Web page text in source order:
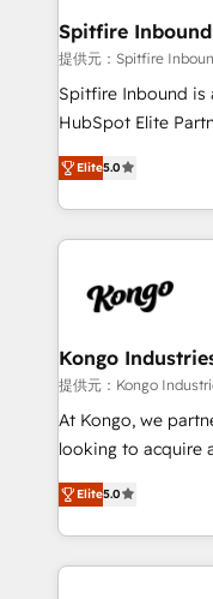
and overall
traditional methods. If you’re a frustrated
manager or
with generic
just like yours
throughout each
enable sales
training to smash
Spitfire Inbound
提供元：Spitfire
Spitfire Inbound is
HubSpot Elite
design predictable,
strategies. With
we take a
marketing &
confidence. We deliver end to end strategy and
and technology
support
making. Working with clients locally and globally, our
expertise includes
experience
and data-driven campaigns.
Elite5.0
Kongo
提供元：Kongo
At Kongo, we
looking to acquire
leads. We use
automation and
and, deliver clarity
Elite5.0